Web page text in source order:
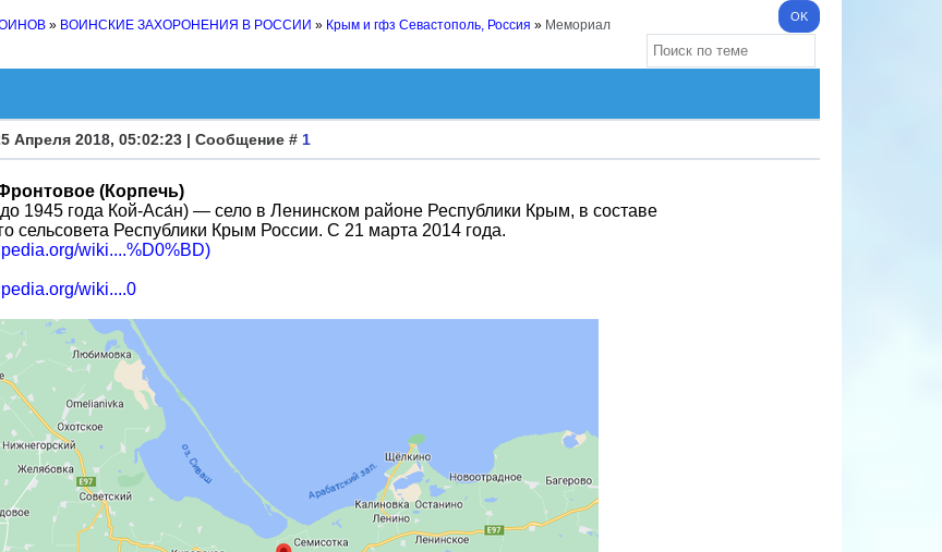
» ВОИНСКИЕ ЗАХОРОНЕНИЯ В РОССИИ » Крым и гфз Севастополь, Россия » Мемориал
Апреля 2018, 05:02:23 | Сообщение # 1
(Корпечь)
1945 года Кой-Аса́н) — село в Ленинском районе Республики Крым, в составе
сельсовета Республики Крым России. С 21 марта 2014 года.
wiki....%D0%BD)
wiki....0